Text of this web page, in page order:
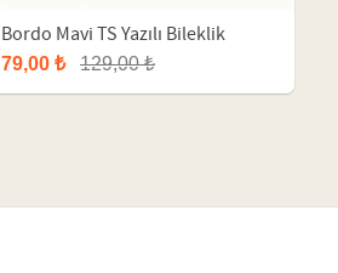
Bordo Mavi TS Yazılı Bileklik
79,00 ₺ 129,00 ₺